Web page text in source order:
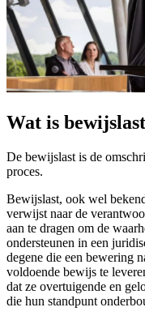
Wat is
De bewijslast is de
proces.
Bewijslast, ook wel
verwijst naar de
aan te dragen om de
ondersteunen in een
degene die een bewering
voldoende bewijs te
dat ze overtuigende en
die hun standpunt